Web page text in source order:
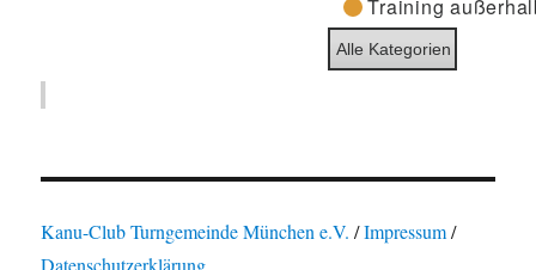
Training
Alle Kategorien
Kanu-Club Turngemeinde München e.V. /Impressum/